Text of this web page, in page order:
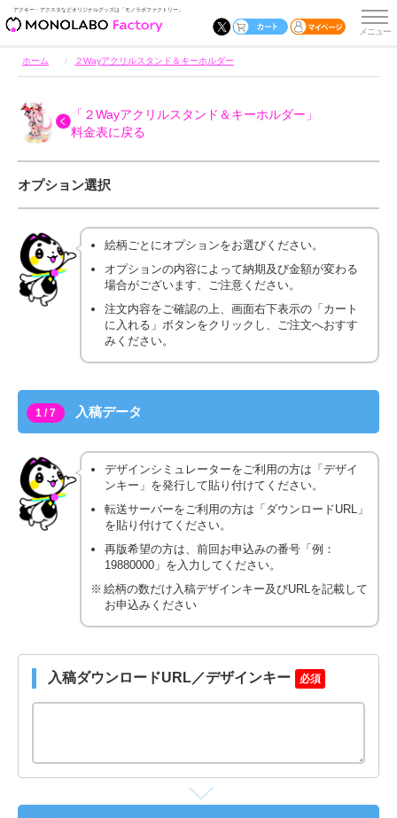
アクキー・アクスタなどオリジナルグッズは「モノラボファクトリー」
ホーム ２Wayアクリルスタンド＆キーホルダー
「２Wayアクリルスタンド＆キーホルダー」
料金表に戻る
オプション選択
絵柄ごとにオプションをお選びください。
オプションの内容によって納期及び金額が変わる
場合がございます、ご注意ください。
注文内容をご確認の上、画面右下表示の「カート
に入れる」ボタンをクリックし、ご注文へおすす
みください。
1 / 7 入稿データ
デザインシミュレーターをご利用の方は「デザイ
ンキー」を発行して貼り付けてください。
転送サーバーをご利用の方は「ダウンロードURL」
を貼り付けてください。
再版希望の方は、前回お申込みの番号「例：
19880000」を入力してください。
絵柄の数だけ入稿デザインキー及びURLを記載して
お申込みください
入稿ダウンロードURL／デザインキー 必須